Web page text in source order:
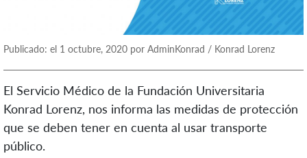
Publicado: el 1 octubre, 2020 por AdminKonrad / Konrad Lorenz
El Servicio Médico de la Fundación Universitaria
Konrad Lorenz, nos informa las medidas de protección
que se deben tener en cuenta al usar transporte
público.